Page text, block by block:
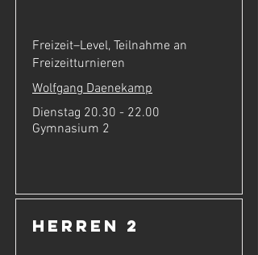
Freizeit–Level, Teilnahme an
Freizeitturnieren
Wolfgang Daenekamp
Dienstag 20.30 - 22.00
Gymnasium 2
Herren 2